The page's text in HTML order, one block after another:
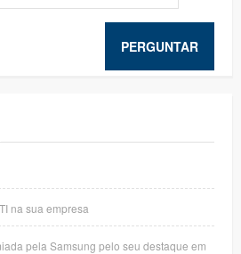
PERGUNTAR
na sua empresa
pela Samsung pelo seu destaque em